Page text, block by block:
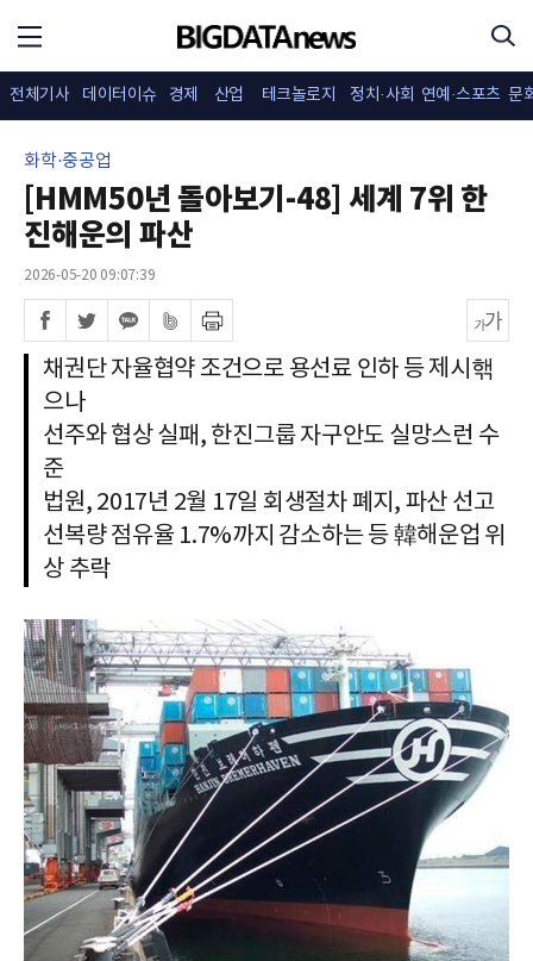
전체기사 데이터이슈 경제 산업 테크놀로지 정치·사회 연예·스포츠 문
화학·중공업
[HMM50년 돌아보기-48] 세계 7위 한
진해운의 파산
2026-05-20 09:07:39
채권단 자율협약 조건으로 용선료 인하 등 제시핶
으나
선주와 협상 실패, 한진그룹 자구안도 실망스런 수
준
법원, 2017년 2월 17일 회생절차 폐지, 파산 선고
선복량 점유율 1.7%까지 감소하는 등 韓해운업 위
상 추락